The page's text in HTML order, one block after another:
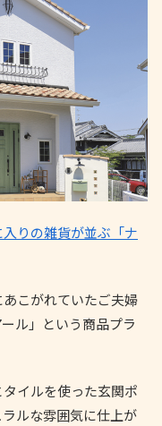
りの雑貨が並ぶ「ナ
こがれていたご夫婦
ル」という商品プラ
イルを使った玄関ポ
ルな雰囲気に仕上が